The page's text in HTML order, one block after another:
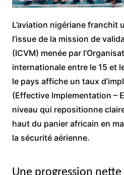
L’aviation nigériane franchit
l’issue de la mission de
(ICVM) menée par l’
internationaleentre le 15 et
le pays affiche un taux
(Effective Implementation –
niveau qui repositionne
haut du panier africain en
la sécurité aérienne.
Une progression nette